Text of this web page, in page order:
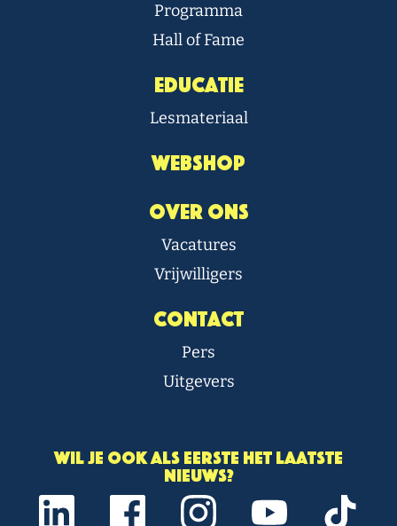
Programma
Hall of Fame
Educatie
Lesmateriaal
Webshop
Over Ons
Vacatures
Vrijwilligers
Contact
Pers
Uitgevers
Wil je ook als eerste het laatste
nieuws?